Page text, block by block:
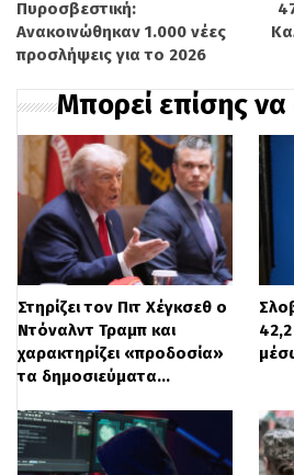
στο σύστημα
τη σωστή λειτουργία του.
BREAKING:
REVEALS
Jan. 28 F-35 Crash
pic.twitter.com/
— Frontier
(@Frontierbrief)
2025
Πυροσβεστική:
Ανακοινώθηκαν 1.000 νέες
προσλήψεις για το 2026
Μπορεί επίσης να
Στηρίζει τον Πιτ Χέγκσεθ ο
Ντόναλντ Τραμπ και
χαρακτηρίζει «προδοσία»
τα δημοσιεύματα…